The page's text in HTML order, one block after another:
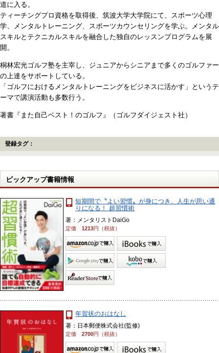
道に入る。
ティーチングプロ資格を取得後、筑波大学大学院にて、スポーツ心理
学、メンタルトレーニング、スポーツカウンセリングを学ぶ。メンタル
スキルとテクニカルスキルを融合した独自のレッスンプログラムを展
開。
桐林宏光ゴルフ塾を主宰し、ジュニアからシニアまで多くのゴルファー
の上達をサポートしている。
「ゴルフにおけるメンタルトレーニングをビジネスに活かす」というテ
ーマで講演活動も多数行う。
著書『また自己ベスト！のゴルフ』（ゴルフダイジェスト社）
登録タグ：
ピックアップ書籍情報
短期間で〝よい習慣〟が身につき、人生が思い通
りになる！ 超習慣術
著：メンタリストDaiGo
定価1213円（税抜）
年賀状のおはなし
著：日本郵便株式会社(監修)
定価2700円（税抜）